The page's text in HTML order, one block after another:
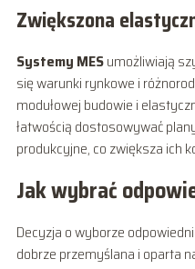
Zwiększona
Systemy MESumożliwiają
się warunki rynkowe i
modułowej budowie i
łatwością dostosowywać
produkcyjne, co zwiększa ich
Jak wybrać
Decyzja o wyborze
dobrze przemyślana i oparta